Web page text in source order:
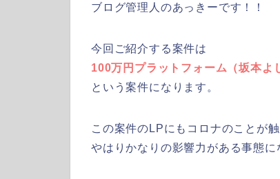
ブログ管理人のあっきーです！！
今回ご紹介する案件は
100万円プラットフォーム（坂本よ
という案件になります。
この案件のLPにもコロナのことが
やはりかなりの影響力がある事態